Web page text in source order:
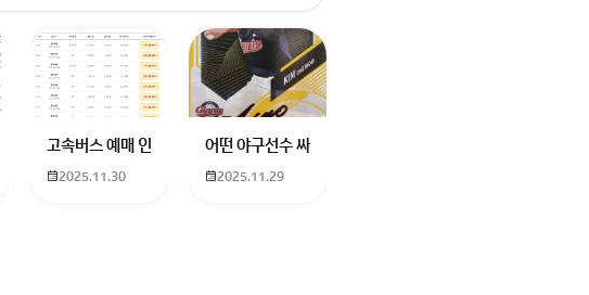
케이스가 많이 없고 프로형은 많아서
웅 11월 브랜드평판에서 스타부문에서의 임영웅 순위 알고싶어요
녀 제가 2027학년도 고등학교 입학생인데요 지망하는 학교가 전주 한일고인데 1. 다자녀
고속버스 예매 인천공항에서 대전으로 가는 버스를 이용하려하는데 버스 노선이 인천
2025.11.30
어떤 야구선수 싸인일까요? 제가 옛날에 롯데 자이언츠 선수
2025.11.29